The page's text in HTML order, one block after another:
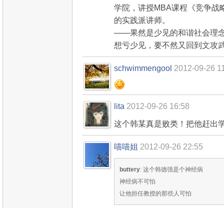
学院，讲授MBA课程《竞争战
的实践派讲师。
——果然是少见的和谐社会理
想亏少见，要不然又回到文攻
schwimmengool 2012-09-26
lita 2012-09-26 16:58
这个韩某真是败类！把他赶出
喵喵姐 2012-09-26 22:55
buttery: 这个韩德强是个神经病
神经病不可怕
让他担任教授的那些人可怕